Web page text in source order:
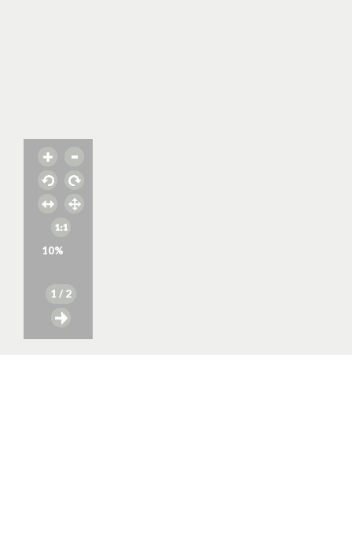
10%
1 / 2